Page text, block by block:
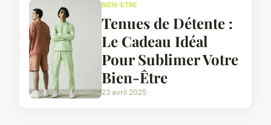
BIEN-ETRE
Tenues de Détente :
Le Cadeau Idéal
Pour Sublimer Votre
Bien-Être
23 avril 2025